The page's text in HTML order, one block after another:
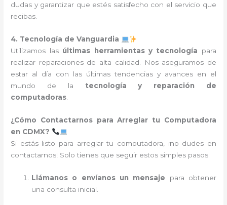
dudas y garantizar que estés satisfecho con el servicio que
recibas.
4. Tecnología de Vanguardia
Utilizamos las últimas herramientas y tecnología para
realizar reparaciones de alta calidad. Nos aseguramos de
estar al día con las últimas tendencias y avances en el
mundo de la tecnología y reparación de
computadoras.
¿Cómo Contactarnos para Arreglar tu Computadora
en CDMX?
Si estás listo para arreglar tu computadora, ¡no dudes en
contactarnos! Solo tienes que seguir estos simples pasos:
Llámanos o envíanos un mensaje para obtener
una consulta inicial.